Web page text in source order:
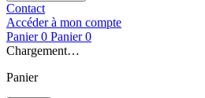
Contact
Accéder à mon compte
Panier 0 Panier 0
Chargement…
Panier